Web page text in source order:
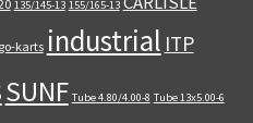
135/145-13 155/165-13
go-karts industrial ITP
SUNF Tube 4.80/4.00-8 Tube 13x5.00-6